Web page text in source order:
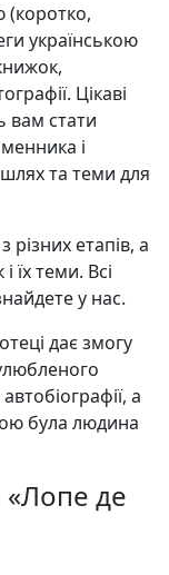
(коротко,
українською
Цікаві
вам стати
і
та теми для
різних етапів, а
їх теми. Всі
у нас.
дає змогу
а
була людина
«Лопе де